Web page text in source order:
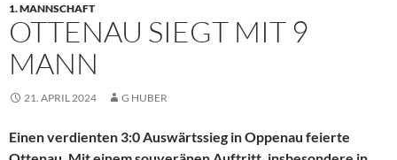
1. MANNSCHAFT
OTTENAU SIEGT MIT 9
MANN
21. APRIL 2024 G HUBER
Einen verdienten 3:0 Auswärtssieg in Oppenau feierte